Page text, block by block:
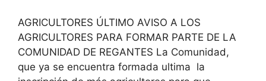
AGRICULTORES ÚLTIMO AVISO A LOS
AGRICULTORES PARA FORMAR PARTE DE LA
COMUNIDAD DE REGANTES La Comunidad,
que ya se encuentra formada ultima la